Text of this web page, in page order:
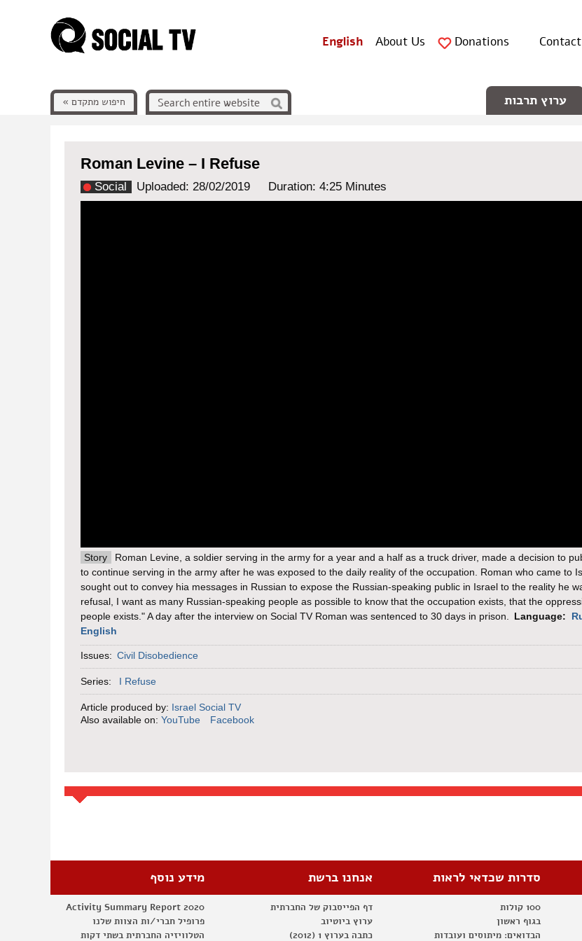
Contact
Donations
About Us
English
ערוץ תרבות חיפוש מתקדם »
Roman Levine – I Refuse
Social Uploaded: 28/02/2019 Duration: ‎4:25 Minutes
Story
Roman Levine, a soldier serving in the army for a year and a half as a truck driver, made a decision to
to continue serving in the army after he was exposed to the daily reality of the occupation. Roman who came to
sought out to convey hia messages in Russian to expose the Russian-speaking public in Israel to the reality he
refusal, I want as many Russian-speaking people as possible to know that the occupation exists, that the
people exists." A day after the interview on Social TV Roman was sentenced to 30 days in prison.
Language:
English
Issues: Civil Disobedience
Series: I Refuse
Article produced by: Israel Social TV
Also available on: YouTube Facebook
סדרות שכדאי לראות
100 קולות
בגוף ראשון
הבדואים: מיתוסים ועובדות
אנחנו ברשת
דף הפייסבוק של החברתית
ערוץ ביוטיוב
כתבה בערוץ 1 (2012)
מידע נוסף
Activity Summary Report 2020
פרופיל חברי/ות הצוות שלנו
הטלוויזיה החברתית בשתי דקות